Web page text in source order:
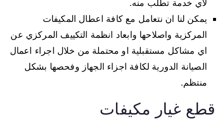
لاي خدمة تطلب منه.
يمكن لنا ان نتعامل مع كافة اعطال المكيفات
المركزية واصلاحها وابعاد انظمة التكييف المركزي عن
اي مشاكل مستقبلية او محتملة من خلال اجراء اعمال
الصيانة الدورية لكافة اجزاء الجهاز وفحصها بشكل
منتظم.
قطع غيار مكيفات